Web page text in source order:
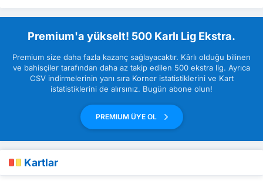
Premium'a yükselt! 500 Karlı Lig Ekstra.
Premium size daha fazla kazanç sağlayacaktır. Kârlı olduğu bilinen
ve bahisçiler tarafından daha az takip edilen 500 ekstra lig. Ayrıca
CSV indirmelerinin yanı sıra Korner istatistiklerini ve Kart
istatistiklerini de alırsınız. Bugün abone olun!
PREMIUM ÜYE OL
Kartlar